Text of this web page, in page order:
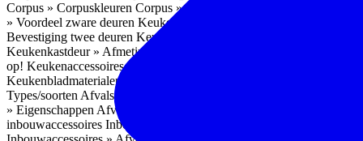
Corpus » Corpuskleuren Corpus » Corpus in kleur
» Voordeel zware deuren Keukenkasten » Kastindeling
Bevestiging twee deuren Keukenkastdeur » Vaatwasserdeur
Keukenkastdeur » Afmetingen
op! KeukenaccessoiresKeukenaccessoires » Achterwanden
Keukenbladmaterialen als achterwand
Types/soorten Afvalsystemen » Installatie
» Eigenschappen Afvalsystemen » Inhoud
inbouwaccessoires Inbouwaccessoires » Bestek- en ladeindelingen